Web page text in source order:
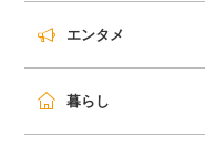
ヘルプセンター
エンタメ
暮らし